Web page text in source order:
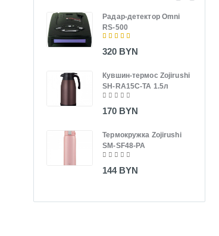
Радар-детектор Omni
RS-500
320 BYN
Кувшин-термос Zojirushi
SH-RA15C-TA 1.5л
170 BYN
Термокружка Zojirushi
SM-SF48-PA
144 BYN